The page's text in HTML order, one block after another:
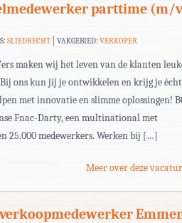
parttime (m/
SLIEDRECHT VAKGEBIED:VERKOPER
maken wij het leven van de klanten
ons kun jij je ontwikkelen en krijg je
met innovatie en slimme oplossingen!
Fnac-Darty, een multinational met
25.000 medewerkers. Werken bij […]
Meer over deze